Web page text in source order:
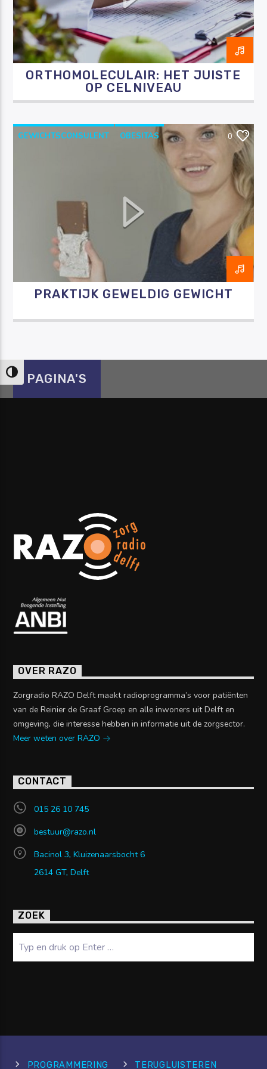
Keuze voor hoog contrast
Luister RAZO online
ORTHOMOLECULAIR: HET JUISTE
OP CELNIVEAU
GEWICHTSCONSULENT
OBESITAS
0
PRAKTIJK GEWELDIG GEWICHT
PAGINA'S
OVER RAZO
Zorgradio RAZO Delft maakt radioprogramma’s voor patiënten
van de Reinier de Graaf Groep en alle inwoners uit Delft en
omgeving, die interesse hebben in informatie uit de zorgsector.
Meer weten over RAZO
CONTACT
015 26 10 745
bestuur@razo.nl
Bacinol 3, Kluizenaarsbocht 6
2614 GT, Delft
ZOEK
PROGRAMMERING TERUGLUISTEREN